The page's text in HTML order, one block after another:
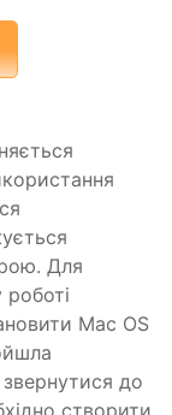
Для
Mac OS
до
створити